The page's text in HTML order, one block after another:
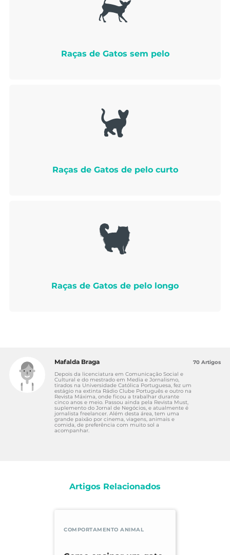
Raças de Gatos sem pelo
Raças de Gatos de pelo curto
Raças de Gatos de pelo longo
Mafalda Braga
Depois da licenciatura em Comunicação Social e
Cultural e do mestrado em Media e Jornalismo,
tirados na Universidade Católica Portuguesa, fez um
estágio na extinta Rádio Clube Português e outro na
Revista Máxima, onde ficou a trabalhar durante
cinco anos e meio. Passou ainda pela Revista Must,
suplemento do Jornal de Negócios, e atualmente é
jornalista freelancer. Além desta área, tem uma
grande paixão por cinema, viagens, animais e
comida, de preferência com muito sol a
acompanhar.
70 Artigos
Artigos Relacionados
COMPORTAMENTO ANIMAL